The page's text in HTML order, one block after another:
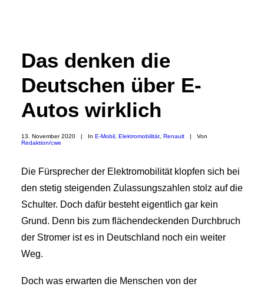
Das denken die
Deutschen über E-
Autos wirklich
13. November 2020 | In E-Mobil Elektromobilität Renault |
Von
Redaktion/cwe
Die Fürsprecher der Elektromobilität klopfen sich bei
den stetig steigenden Zulassungszahlen stolz auf die
Schulter. Doch dafür besteht eigentlich gar kein
Grund. Denn bis zum flächendeckenden Durchbruch
der Stromer ist es in Deutschland noch ein weiter
Weg.
Doch was erwarten die Menschen von der